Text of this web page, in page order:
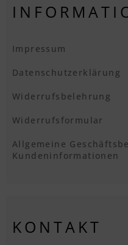
Impressum
Datenschutzerklärung
Widerrufsbelehrung
Widerrufsformular
Allgemeine
Kundeninformationen
KONTAKT